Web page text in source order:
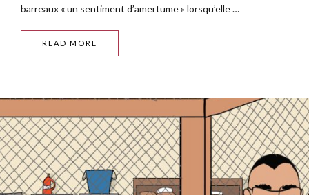
barreaux « un sentiment d’amertume » lorsqu’elle …
READ MORE